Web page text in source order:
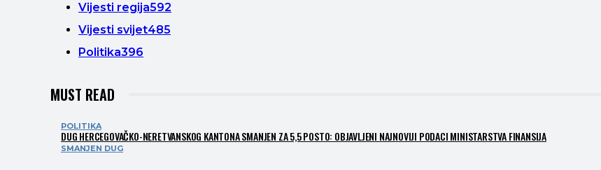
Vijesti regija592
Vijesti svijet485
Politika396
MUST READ
POLITIKA
DUG HERCEGOVAČKO-NERETVANSKOG KANTONA SMANJEN ZA 5,5 POSTO: OBJAVLJENI NAJNOVIJI PODACI MINISTARSTVA FINANSIJA
SMANJEN DUG